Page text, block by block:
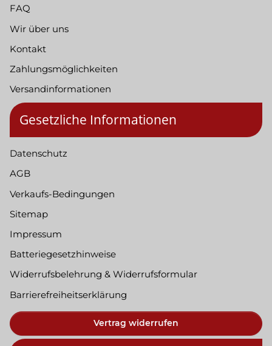
FAQ
Wir über uns
Kontakt
Zahlungsmöglichkeiten
Versandinformationen
Gesetzliche Informationen
Datenschutz
AGB
Verkaufs-Bedingungen
Sitemap
Impressum
Batteriegesetzhinweise
Widerrufsbelehrung & Widerrufsformular
Barrierefreiheitserklärung
Vertrag widerrufen